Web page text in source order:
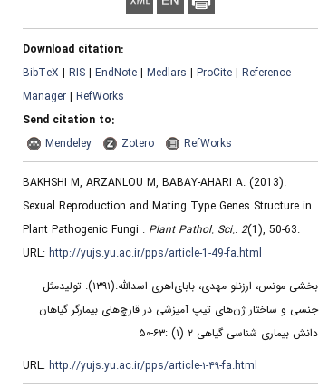
Download citation:
BibTeX | RIS | EndNote | Medlars | ProCite | Reference
Manager | RefWorks
Send citation to:
Mendeley
Zotero RefWorks
BAKHSHI M, ARZANLOU M, BABAY-AHARI A. (2013).
Sexual Reproduction and Mating Type Genes Structure in
Plant Pathogenic Fungi . Plant Pathol. Sci.. 2(1), 50-63.
URL: http://yujs.yu.ac.ir/pps/article-1-49-fa.html
بخشی مونس، ارزنلو مهدی، بابای‌اهری اسدالله.(۱۳۹۱).
تولیدمثل
جنسی و ساختار ژن‌های تیپ آمیزشی در قارچ‌های بیمارگر گیاهان
دانش بیماری شناسی گیاهی ۲ (۱) :۶۳-۵۰
URL: http://yujs.yu.ac.ir/pps/article-۱-۴۹-fa.html